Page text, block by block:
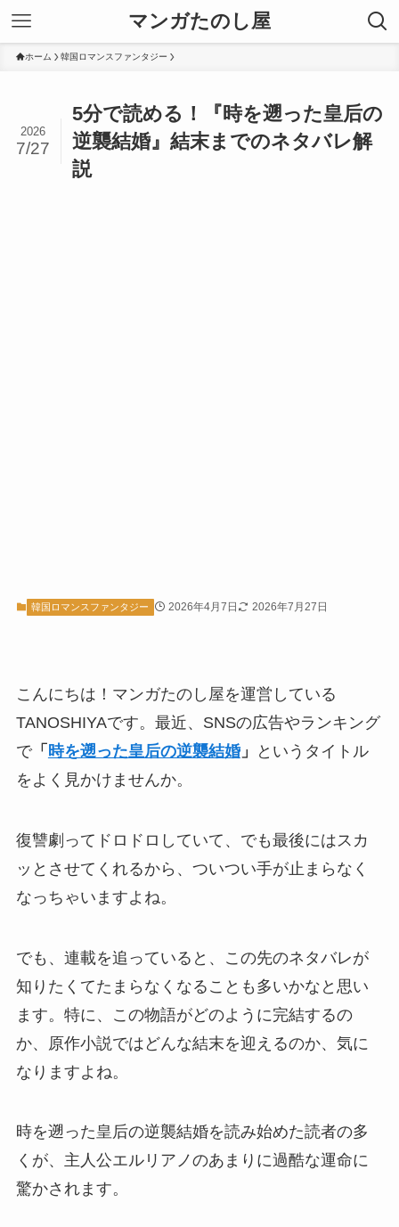
マンガたのし屋
ホーム 韓国ロマンスファンタジー
5分で読める！『時を遡った皇后の
逆襲結婚』結末までのネタバレ解
説
2026
7/27
韓国ロマンスファンタジー 2026年4月7日 2026年7月27日
こんにちは！マンガたのし屋を運営している
TANOSHIYAです。最近、SNSの広告やランキング
で「 時を遡った皇后の逆襲結婚」
というタイトル
をよく見かけませんか。
復讐劇ってドロドロしていて、でも最後にはスカ
ッとさせてくれるから、ついつい手が止まらなく
なっちゃいますよね。
でも、連載を追っていると、この先のネタバレが
知りたくてたまらなくなることも多いかなと思い
ます。特に、この物語がどのように完結するの
か、原作小説ではどんな結末を迎えるのか、気に
なりますよね。
時を遡った皇后の逆襲結婚を読み始めた読者の多
くが、主人公エルリアノのあまりに過酷な運命に
驚かされます。